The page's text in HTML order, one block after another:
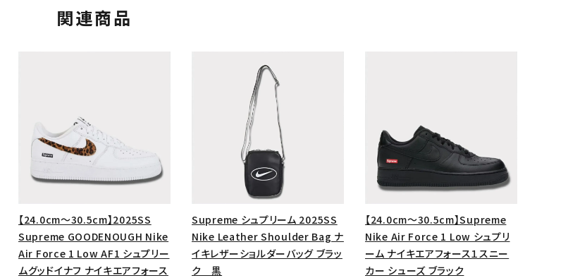
コラボレーションブランドから探す
円 ～
2026SS
2025SS
Tシャツ・ロングスリーブ
キャップ・ハット
ショルダー・ウエストバッグ
ブラックスウェット
在庫のない商品を表示する
関連商品
【24.0cm～30.5cm】2025SS
Supreme GOODENOUGH Nike
Air Force 1 Low AF1 シュプリー
ムグッドイナフ ナイキエアフォース
Supreme シュプリーム 2025SS
Nike Leather Shoulder Bag ナ
イキレザーショルダーバッグ ブラッ
ク 黒
【24.0cm～30.5cm】Supreme
Nike Air Force 1 Low シュプリ
ーム ナイキエアフォース１スニー
カー シューズ ブラック